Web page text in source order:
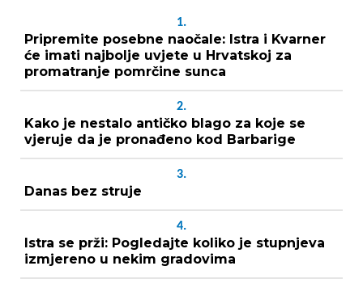
1.
Pripremite posebne naočale: Istra i Kvarner
će imati najbolje uvjete u Hrvatskoj za
promatranje pomrčine sunca
2.
Kako je nestalo antičko blago za koje se
vjeruje da je pronađeno kod Barbarige
3.
Danas bez struje
4.
Istra se prži: Pogledajte koliko je stupnjeva
izmjereno u nekim gradovima